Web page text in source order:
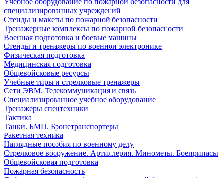
Учебное оборудование по пожарной безопасности для
специализированных учреждений
Стенды и макеты по пожарной безопасности
Тренажерные комплексы по пожарной безопасности
Военная подготовка и боевые машины
Стенды и тренажеры по военной электронике
Физическая подготовка
Медицинская подготовка
Общевойсковые ресурсы
Учебные тиры и стрелковые тренажеры
Сети ЭВМ. Телекоммуникация и связь
Специализированное учебное оборудование
Тренажеры спецтехники
Тактика
Танки. БМП. Бронетранспортеры
Ракетная техника
Наглядные пособия по военному делу
Стрелковое вооружение. Артиллерия. Минометы. Боеприпасы
Общевойсковая подготовка
Пожарная безопасность